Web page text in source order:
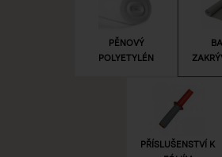
PĚNOVÝ
POLYETYLÉN
PŘÍSLUŠENSTVÍ K